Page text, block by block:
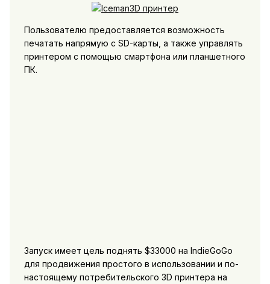
Пользователю предоставляется возможность
печатать напрямую с SD-карты, а также управлять
принтером с помощью смартфона или планшетного
ПК.
Запуск имеет цель поднять $33000 на IndieGoGo
для продвижения простого в использовании и по-
настоящему потребительского 3D принтера на